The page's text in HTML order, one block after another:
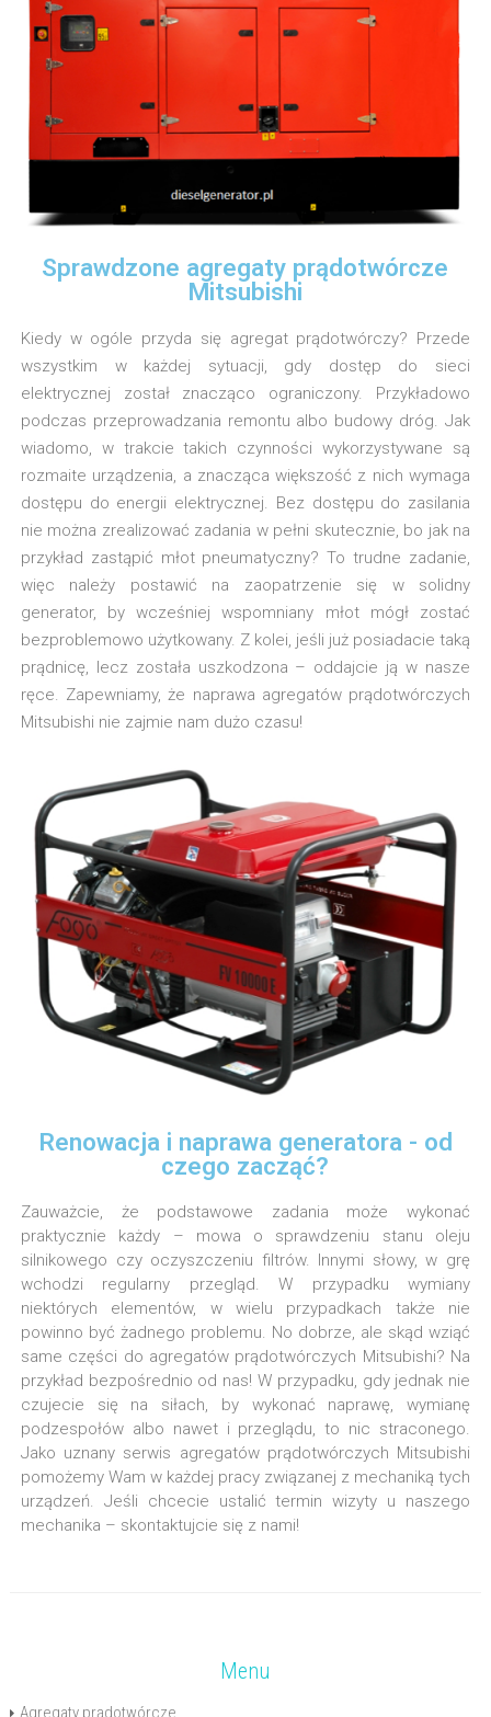
Sprawdzone agregaty prądotwórcze
Mitsubishi
Kiedy w ogóle przyda się agregat prądotwórczy? Przede
wszystkim w każdej sytuacji, gdy dostęp do sieci
elektrycznej został znacząco ograniczony. Przykładowo
podczas przeprowadzania remontu albo budowy dróg. Jak
wiadomo, w trakcie takich czynności wykorzystywane są
rozmaite urządzenia, a znacząca większość z nich wymaga
dostępu do energii elektrycznej. Bez dostępu do zasilania
nie można zrealizować zadania w pełni skutecznie, bo jak na
przykład zastąpić młot pneumatyczny? To trudne zadanie,
więc należy postawić na zaopatrzenie się w solidny
generator, by wcześniej wspomniany młot mógł zostać
bezproblemowo użytkowany. Z kolei, jeśli już posiadacie taką
prądnicę, lecz została uszkodzona – oddajcie ją w nasze
ręce. Zapewniamy, że naprawa agregatów prądotwórczych
Mitsubishi nie zajmie nam dużo czasu!
Renowacja i naprawa generatora - od
czego zacząć?
Zauważcie, że podstawowe zadania może wykonać
praktycznie każdy – mowa o sprawdzeniu stanu oleju
silnikowego czy oczyszczeniu filtrów. Innymi słowy, w grę
wchodzi regularny przegląd. W przypadku wymiany
niektórych elementów, w wielu przypadkach także nie
powinno być żadnego problemu. No dobrze, ale skąd wziąć
same części do agregatów prądotwórczych Mitsubishi? Na
przykład bezpośrednio od nas! W przypadku, gdy jednak nie
czujecie się na siłach, by wykonać naprawę, wymianę
podzespołów albo nawet i przeglądu, to nic straconego.
Jako uznany serwis agregatów prądotwórczych Mitsubishi
pomożemy Wam w każdej pracy związanej z mechaniką tych
urządzeń. Jeśli chcecie ustalić termin wizyty u naszego
mechanika – skontaktujcie się z nami!
Menu